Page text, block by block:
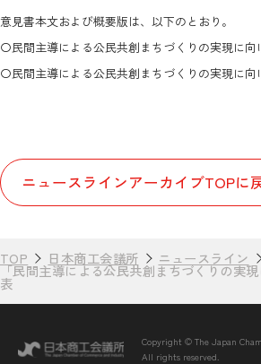
意見書本文および概要版は、以下のとおり。
〇民間主導による公民共創まちづくりの実現に向
〇民間主導による公民共創まちづくりの実現に向
ニュースラインアーカイブTOPに
TOP 日本商工会議所 ニュースライン
「民間主導による公民共創まちづくりの実
表
Copyright © The Japan
All rights reserved.